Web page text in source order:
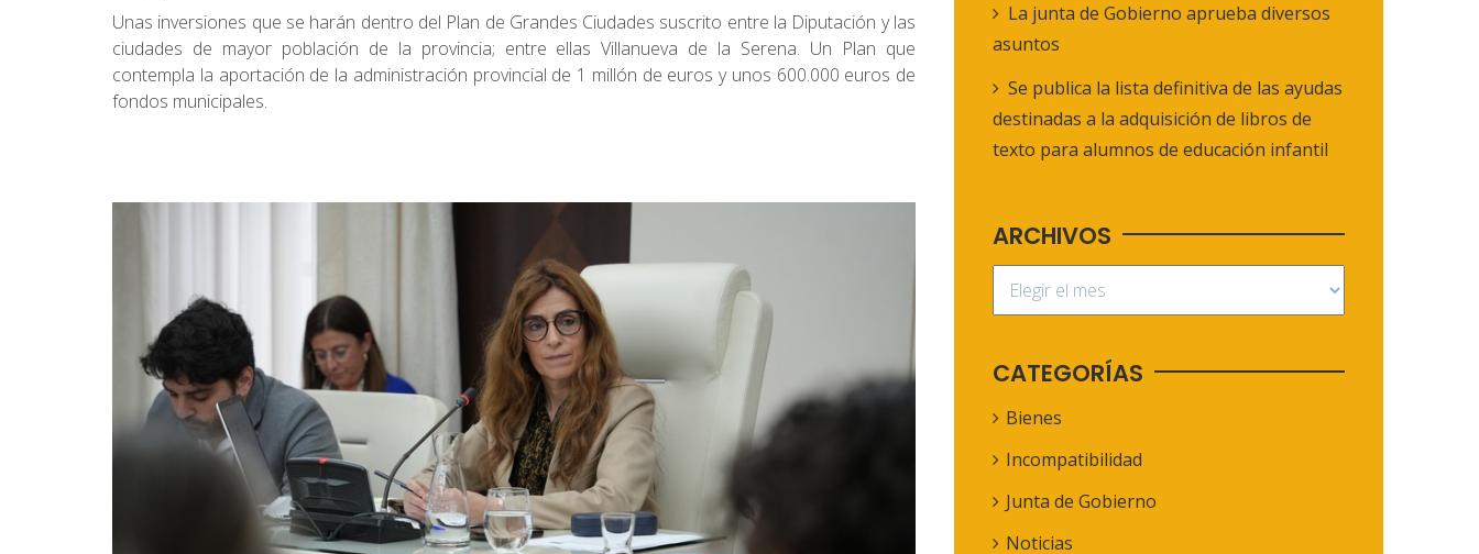
Unas inversiones que se harán dentro del Plan de Grandes Ciudades suscrito entre la Diputación y las
ciudades de mayor población de la provincia; entre ellas Villanueva de la Serena. Un Plan que
contempla la aportación de la administración provincial de 1 millón de euros y unos 600.000 euros de
fondos municipales.
La junta de Gobierno aprueba diversos
asuntos
Se publica la lista definitiva de las ayudas
destinadas a la adquisición de libros de
texto para alumnos de educación infantil
ARCHIVOS
CATEGORÍAS
Bienes
Incompatibilidad
Junta de Gobierno
Noticias